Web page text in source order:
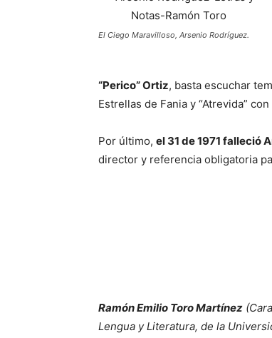
El Ciego Maravilloso, Arsenio Rodríguez.
“Perico” Ortiz, basta escuchar
Estrellas de Fania y “Atrevida”
Por último, el 31 de 1971 falleció
director y referencia obligatoria
Ramón Emilio Toro Martínez
Lengua y Literatura, de la